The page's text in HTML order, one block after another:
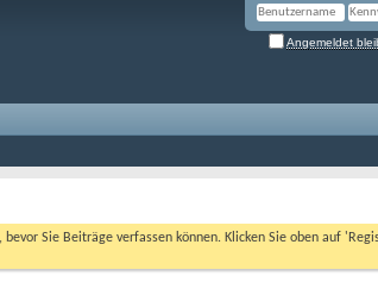
Angemeldet
, bevor Sie Beiträge verfassen können. Klicken Sie oben auf